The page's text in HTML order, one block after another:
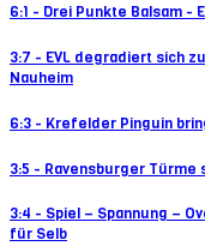
6:1 - Drei Punkte Balsam -
3:7 - EVL degradiert sich
Nauheim
6:3 - Krefelder Pinguin
3:5 - Ravensburger Türme
3:4 - Spiel – Spannung –
für Selb